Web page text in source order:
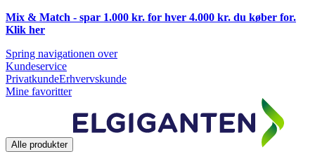
Mix & Match - spar 1.000 kr. for hver 4.000 kr. du køber for.
Klik her
Spring navigationen over
Kundeservice
PrivatkundeErhvervskunde
Mine favoritter
Alle produkter